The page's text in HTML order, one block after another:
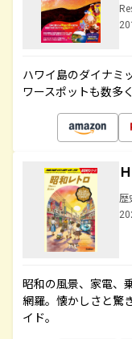
ハワイ島のダイナミ
ワースポットも数多
歴
昭和の風景、家電、
網羅。懐かしさと驚
イド。